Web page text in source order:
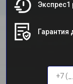
Экспрес1
Гарантия